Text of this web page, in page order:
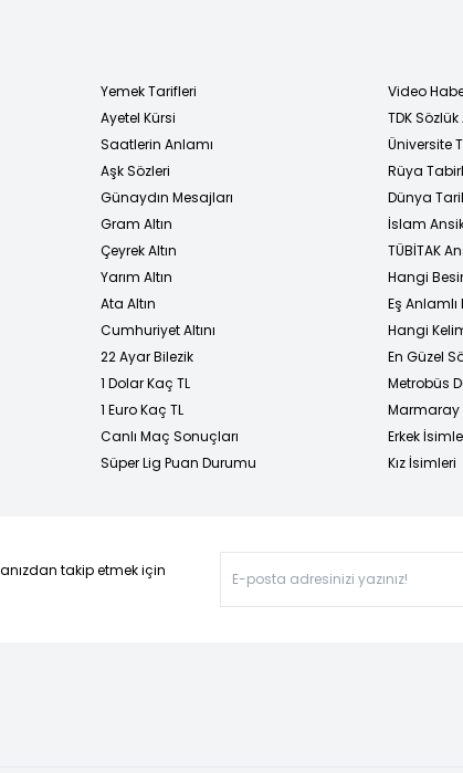
Yemek Tarifleri
Ayetel Kürsi
Saatlerin Anlamı
Aşk Sözleri
Günaydın Mesajları
Gram Altın
Çeyrek Altın
Yarım Altın
Ata Altın
Cumhuriyet Altını
22 Ayar Bilezik
1 Dolar Kaç TL
1 Euro Kaç TL
Canlı Maç Sonuçları
Süper Lig Puan Durumu
Video
TDK
Üniversite
Rüya
Dünya
İslam
TÜBİTAK
Hangi
Eş
Hangi
En Güzel
Metrobüs
Marmaray
Erkek
Kız İsimleri
takip etmek için